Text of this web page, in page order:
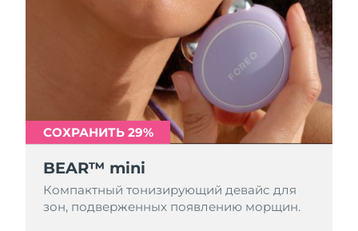
СОХРАНИТЬ 29%
BEAR™ mini
Компактный тонизирующий девайс для
зон, подверженных появлению морщин.